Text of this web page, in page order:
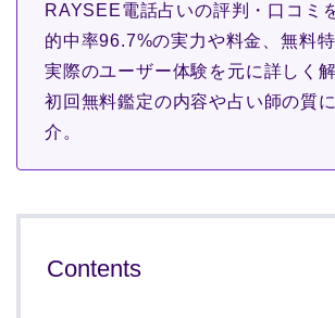
RAYSEE電話占いの評判・口コミ
的中率96.7%の実力や料金、無料
実際のユーザー体験を元に詳しく解
初回無料鑑定の内容や占い師の質
介。
Contents